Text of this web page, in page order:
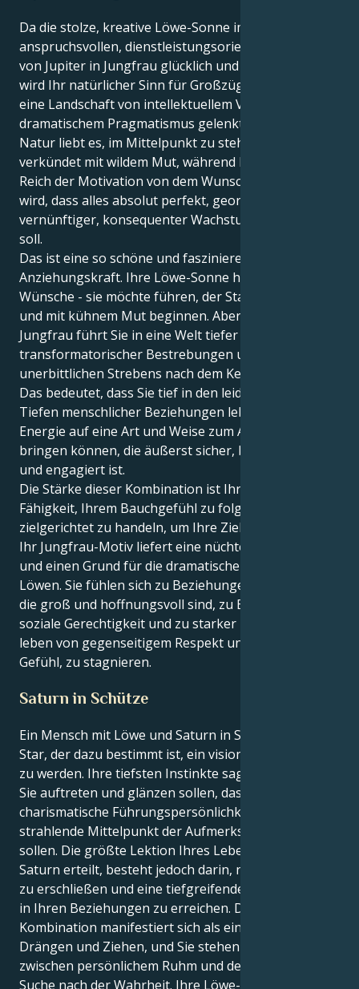
Da die stolze, kreative Löwe-Sonne im
anspruchsvollen, dienstleistungsorientierten Bereich
von Jupiter in Jungfrau glücklich und expansiv ist,
wird Ihr natürlicher Sinn für Großzügigkeit durch
eine Landschaft von intellektuellem Vertrauen und
dramatischem Pragmatismus gelenkt. Ihre äußere
Natur liebt es, im Mittelpunkt zu stehen, und
verkündet mit wildem Mut, während Ihr inneres
Reich der Motivation von dem Wunsch angetrieben
wird, dass alles absolut perfekt, geordnet und ein
vernünftiger, konsequenter Wachstumsprozess sein
soll.
Das ist eine so schöne und faszinierende
Anziehungskraft. Ihre Löwe-Sonne hat ehrgeizige
Wünsche - sie möchte führen, der Star der Show sein
und mit kühnem Mut beginnen. Aber Ihr Jupiter in
Jungfrau führt Sie in eine Welt tiefer Leidenschaft,
transformatorischer Bestrebungen und eines
unerbittlichen Strebens nach dem Kern der Dinge.
Das bedeutet, dass Sie tief in den leidenschaftlichen
Tiefen menschlicher Beziehungen leben und Ihre
Energie auf eine Art und Weise zum Ausdruck
bringen können, die äußerst sicher, beschützend
und engagiert ist.
Die Stärke dieser Kombination ist Ihre angeborene
Fähigkeit, Ihrem Bauchgefühl zu folgen und
zielgerichtet zu handeln, um Ihre Ziele zu erreichen.
Ihr Jungfrau-Motiv liefert eine nüchterne Ursache
und einen Grund für die dramatische Intensität Ihres
Löwen. Sie fühlen sich zu Beziehungen hingezogen,
die groß und hoffnungsvoll sind, zu Engagement für
soziale Gerechtigkeit und zu starker Loyalität. Sie
leben von gegenseitigem Respekt und haben nie das
Gefühl, zu stagnieren.
Saturn in Schütze
Ein Mensch mit Löwe und Saturn in Schütze ist ein
Star, der dazu bestimmt ist, ein visionärer Regisseur
zu werden. Ihre tiefsten Instinkte sagen Ihnen, dass
Sie auftreten und glänzen sollen, dass Sie eine
charismatische Führungspersönlichkeit und der
strahlende Mittelpunkt der Aufmerksamkeit sein
sollen. Die größte Lektion Ihres Lebens, die Ihnen
Saturn erteilt, besteht jedoch darin, neue Horizonte
zu erschließen und eine tiefgreifende Veränderung
in Ihren Beziehungen zu erreichen. Diese
Kombination manifestiert sich als ein fantastisches
Drängen und Ziehen, und Sie stehen vor der Wahl
zwischen persönlichem Ruhm und der persönlichen
Suche nach der Wahrheit. Ihre Löwe-Sonne sagt